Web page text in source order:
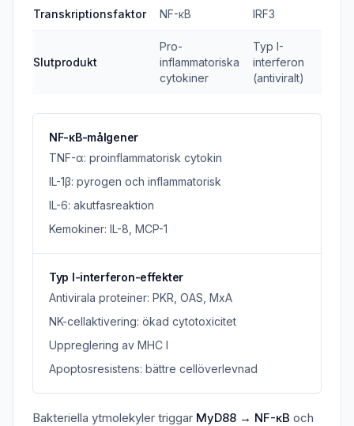
Transkriptionsfaktor NF-κB IRF3
Slutprodukt
Pro-
inflammatoriska
cytokiner
Typ I-
interferon
(antiviralt)
NF-κB-målgener
TNF-α: proinflammatorisk cytokin
IL-1β: pyrogen och inflammatorisk
IL-6: akutfasreaktion
Kemokiner: IL-8, MCP-1
Typ I-interferon-effekter
Antivirala proteiner: PKR, OAS, MxA
NK-cellaktivering: ökad cytotoxicitet
Uppreglering av MHC I
Apoptosresistens: bättre cellöverlevnad
Bakteriella ytmolekyler triggar MyD88 → NF-κB och